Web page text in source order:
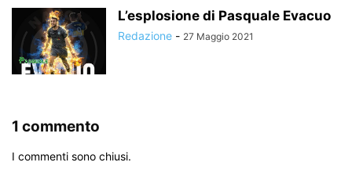
L’esplosione di Pasquale Evacuo
Redazione - 27 Maggio 2021
1 commento
I commenti sono chiusi.